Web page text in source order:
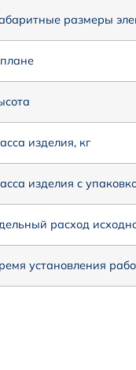
размеры
изделия, кг
изделия с
расход
установления